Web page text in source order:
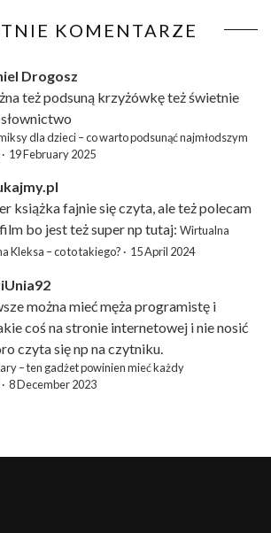
KOMENTARZE
Drogosz
też podsuną krzyżówkęteż świetnie
dla dzieci – co warto podsunąć najmłodszym
· 19 February 2025
książka fajnie się czyta, ale też polecam
bo jest też super np tutaj: Wirtualna
Kleksa – co to takiego? · 15 April 2024
można mieć męża programistę i
coś na stronie internetowej i nie nosić
czyta się np na czytniku.
– ten gadżet powinien mieć każdy
· 8 December 2023